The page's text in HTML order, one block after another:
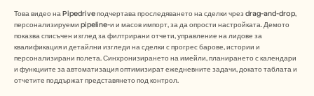
Това видео на Pipedrive подчертава проследяването на сделки чрез drag-and-drop,
персонализируеми pipeline-и и масов импорт, за да опрости настройката. Демото
показва списъчен изглед за филтрирани отчети, управление на лидове за
квалификация и детайлни изгледи на сделки с прогрес барове, истории и
персонализирани полета. Синхронизирането на имейли, планирането с календари
и функциите за автоматизация оптимизират ежедневните задачи, докато таблата и
отчетите поддържат представянето под контрол.